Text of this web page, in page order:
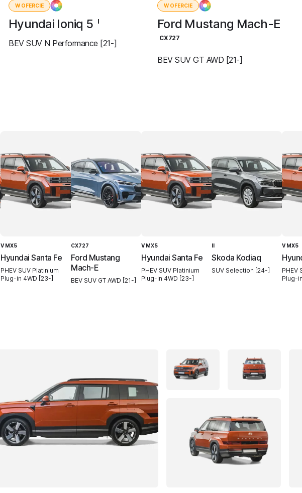
W OFERCIE
Hyundai Ioniq 5 I
BEV SUV N Performance [21-]
W OFERCIE
Ford Mustang Mach-E
CX727
BEV SUV GT AWD [21-]
V MX5
Hyundai Santa Fe
PHEV SUV Platinium
Plug-in 4WD [23-]
CX727
Ford Mustang
Mach-E
BEV SUV GT AWD [21-]
V MX5
Hyundai Santa Fe
PHEV SUV Platinium
Plug-in 4WD [23-]
II
Skoda Kodiaq
SUV Selection [24-]
V MX5
PHEV
Plug-